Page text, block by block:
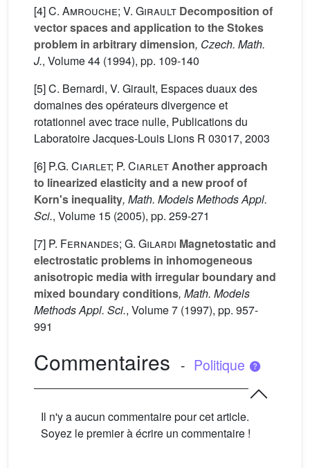
[4]C. Amrouche; V. Girault Decomposition of
vector spaces and application to the Stokes
problem in arbitrary dimension, Czech. Math.
J., Volume 44 (1994), pp. 109-140
[5] C. Bernardi, V. Girault, Espaces duaux des
domaines des opérateurs divergence et
rotationnel avec trace nulle, Publications du
Laboratoire Jacques-Louis Lions R 03017, 2003
[6] P.G. Ciarlet; P. CiarletAnother approach
to linearized elasticity and a new proof of
Korn's inequality, Math. Models Methods Appl.
Sci., Volume 15 (2005), pp. 259-271
[7] P. Fernandes; G. Gilardi Magnetostatic and
electrostatic problems in inhomogeneous
anisotropic media with irregular boundary and
mixed boundary conditions, Math. Models
Methods Appl. Sci., Volume 7 (1997), pp. 957-
991
Commentaires - Politique
Il n'y a aucun commentaire pour cet article.
Soyez le premier à écrire un commentaire !